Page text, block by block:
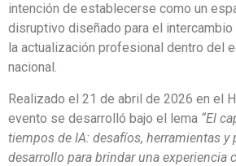
intención de establecerse como un
disruptivo diseñado para el
la actualización profesional dentro del
nacional.
Realizado el 21 de abril de 2026 en el
evento se desarrolló bajo el lema “El
tiempos de IA: desafíos, herramientas y
desarrollo para brindar una experiencia